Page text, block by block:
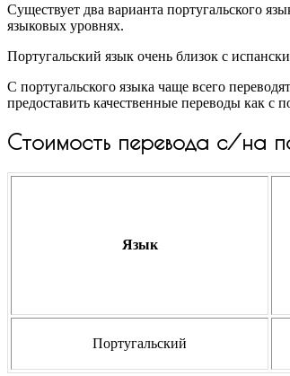
Существует два варианта португальского
языковых уровнях.
Португальский язык очень близок с
С португальского языка чаще всего
предоставить качественные переводы как с
Стоимость перевода с/на
Язык
Португальский